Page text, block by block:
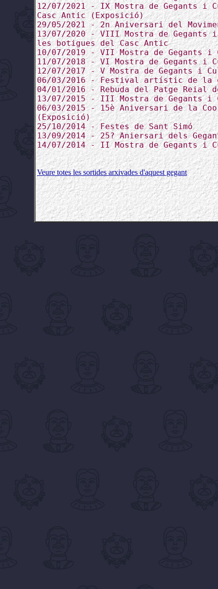
12/07/2021 - IX Mostra de Gegants i
Casc Antic (Exposició)
29/05/2021 - 2n Aniversari del
13/07/2020 - VIII Mostra de Gegants
les botigues del Casc Antic
10/07/2019 - VII Mostra de Gegants
11/07/2018 - VI Mostra de Gegants i
12/07/2017 - V Mostra de Gegants i
06/03/2016 - Festival artístic de la
04/01/2016 - Rebuda del Patge
13/07/2015 - III Mostra de Gegants i
06/03/2015 - 15è Aniversari de la
(Exposició)
25/10/2014 - Festes de Sant Simó
13/09/2014 - 25? Aniersari dels
14/07/2014 - II Mostra de Gegants i
Veure totes les sortides arxivades d'aquest gegant